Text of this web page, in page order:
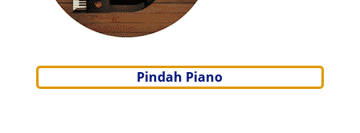
Pindah Piano